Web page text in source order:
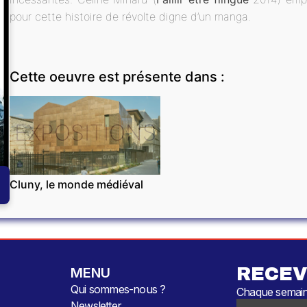
pour cette histoire de révolte digne d’un manga.
Cette oeuvre est présente dans :
EXPOSITIONS
Cluny, le monde médiéval
MENU
Qui sommes-nous ?
Chaque